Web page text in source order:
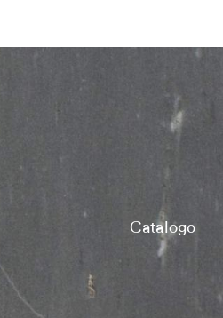
Catalogo